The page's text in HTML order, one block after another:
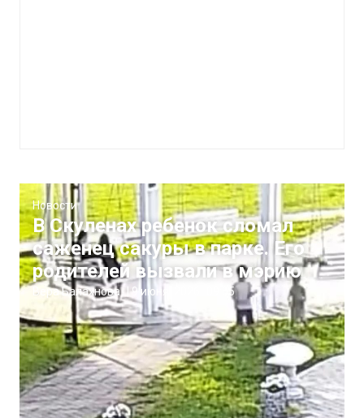
Новости
В Скуленах ребенок сломал
саженец сакуры в парке. Его
родителей вызвали в мэрию
Вера Балахнова 9 июня, 2026 09:05